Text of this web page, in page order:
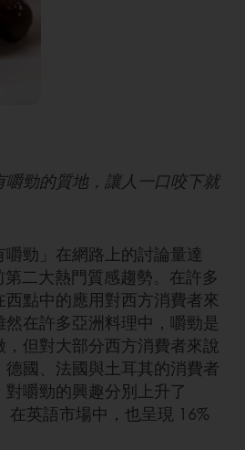
勁的質地，讓人一口咬下就
勁」在網路上的討論量達
二大熱門質感趨勢。在許多
點中的應用對西方消費者來
在許多亞洲料理中，嚼勁是
但對大部分西方消費者來說
國、法國與土耳其的消費者
嚼勁的興趣分別上升了
在英語市場中，也呈現 16%